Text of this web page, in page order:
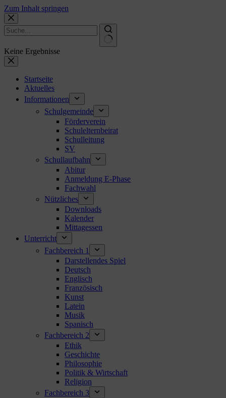
Zum Inhalt springen
Keine Ergebnisse
Startseite
Aktuelles
Informationen
Schulgemeinde
Förderverein
Schulelternbeirat
Schulleitung
SV
Schullaufbahn
Abitur
Anmeldung E-Phase
Fachwahl
Nützliches
Downloads
Kalender
Mittagessen
Unterricht
Fachbereich 1
Darstellendes Spiel
Deutsch
Englisch
Französisch
Kunst
Latein
Musik
Spanisch
Fachbereich 2
Ethik
Geschichte
Philosophie
Politik & Wirtschaft
Religion
Fachbereich 3